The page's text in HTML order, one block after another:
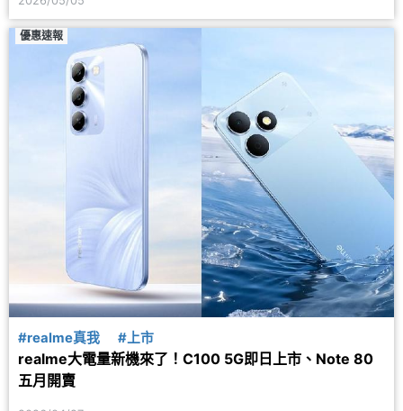
優惠速報
#realme真我 #上市
realme大電量新機來了！C100 5G即日上市、Note 80
五月開賣